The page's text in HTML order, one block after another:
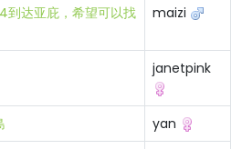
到达亚庇，希望可以找
maizi
janetpink
yan